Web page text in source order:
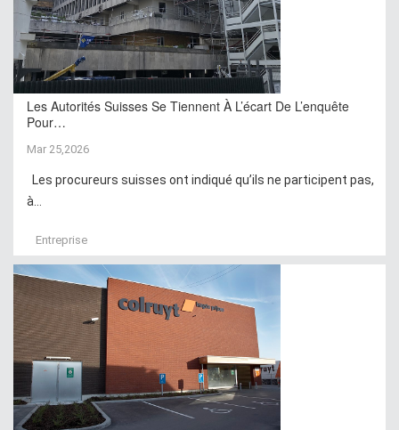
Les Autorités Suisses Se Tiennent À L’écart De L’enquête
Pour…
Mar 25,2026
Les procureurs suisses ont indiqué qu’ils ne participent pas,
à...
Entreprise